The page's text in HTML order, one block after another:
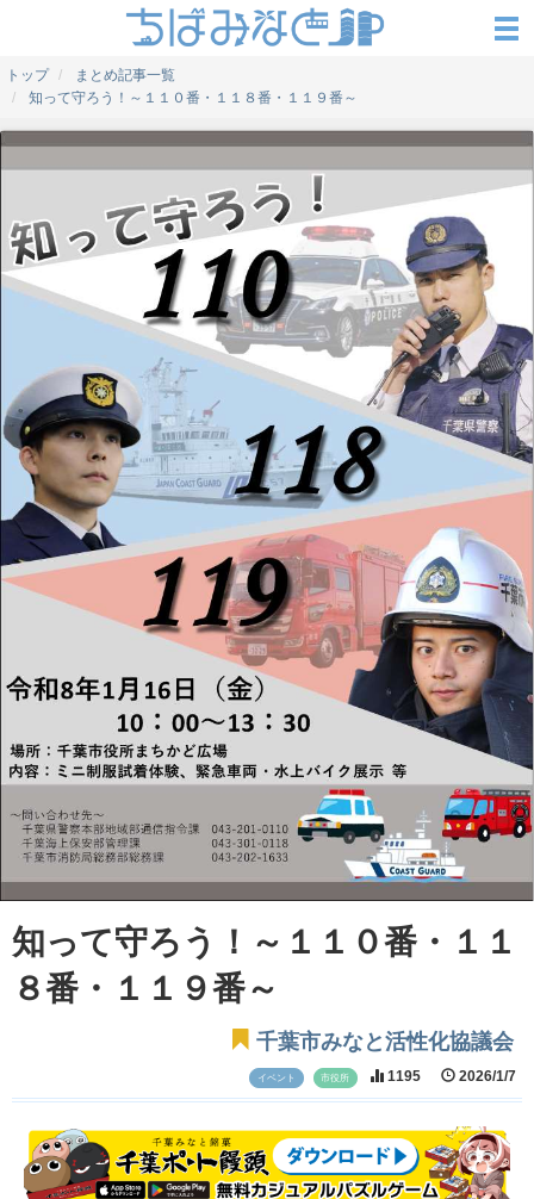
トップ
まとめ記事一覧
知って守ろう！～１１０番・１１８番・１１９番～
知って守ろう！～１１０番・１１
８番・１１９番～
千葉市みなと活性化協議会
イベント 市役所 1195 2026/1/7